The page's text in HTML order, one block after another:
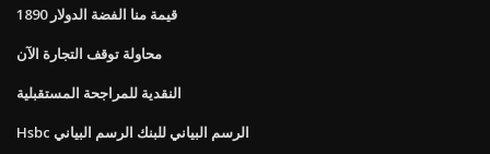
قيمة منا الفضة الدولار 1890
محاولة توقف التجارة الآن
النقدية للمراجحة المستقبلية
Hsbc الرسم البياني للبنك الرسم البياني